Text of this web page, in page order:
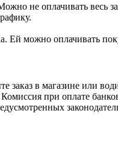
не оплачивать весь
Ей можно оплачивать
в магазине или
при оплате